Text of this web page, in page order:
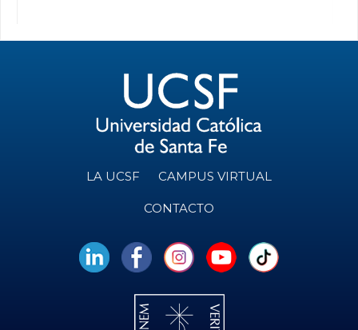
LA UCSF CAMPUS VIRTUAL
CONTACTO